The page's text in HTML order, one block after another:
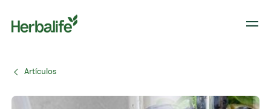
Artículos